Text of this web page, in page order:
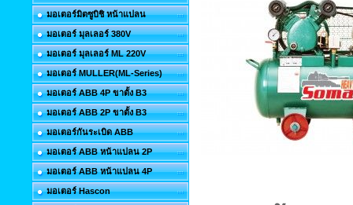
มอเตอร์มิตซูบิชิ หน้าแปลน
มอเตอร์ มุลเลอร์ 380V
มอเตอร์ มุลเลอร์ ML 220V
มอเตอร์ MULLER(ML-Series)
มอเตอร์ ABB 4P ขาตั้ง B3
มอเตอร์ ABB 2P ขาตั้ง B3
มอเตอร์กันระเบิด ABB
มอเตอร์ ABB หน้าแปลน 2P
มอเตอร์ ABB หน้าแปลน 4P
มอเตอร์ Hascon